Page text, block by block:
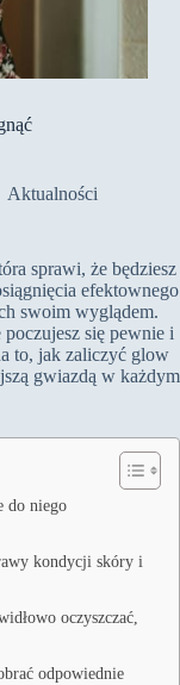
Aktualności
sprawi, że będziesz
efektownego
swoim wyglądem.
się pewnie i
to, jak zaliczyć glow
gwiazdą w każdym
do niego
kondycji skóry i
oczyszczać,
odpowiednie